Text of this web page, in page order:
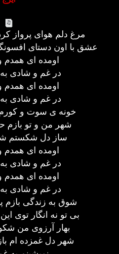
مرغ دلم هوای پرواز
عشق با اون دستای
اومده ای همدم
در غم و شادی
اومده ای همدم
در غم و شادی
خونه ی سوت و کورم
شهر من و تو بازم
ساز دل شکستم
اومده ای همدم
در غم و شادی
اومده ای همدم
در غم و شادی
شوق به زندگی بازم
بی تو نه انگار توی
بهار آرزوی من
شهر دل غمزده ام